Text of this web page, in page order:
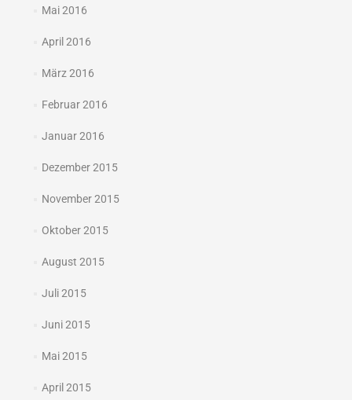
Mai 2016
April 2016
März 2016
Februar 2016
Januar 2016
Dezember 2015
November 2015
Oktober 2015
August 2015
Juli 2015
Juni 2015
Mai 2015
April 2015